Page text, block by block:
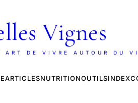
Vignes
DE VIVRE AUTOUR DU
ARTICLESNUTRITIONOUTILSINDEX